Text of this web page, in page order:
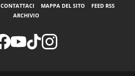
CONTATTACI MAPPA DEL SITO
FEED RSS
ARCHIVIO